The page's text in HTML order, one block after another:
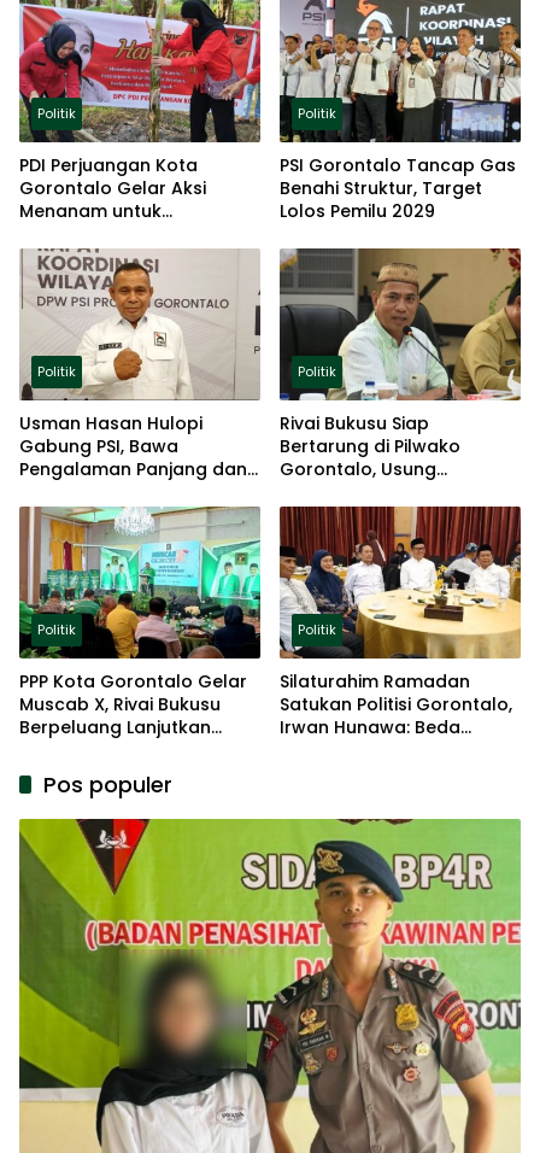
Politik
PDI Perjuangan Kota
Gorontalo Gelar Aksi
Menanam untuk
Politik
PSI Gorontalo Tancap Gas
Benahi Struktur, Target
Lolos Pemilu 2029
Politik
Usman Hasan Hulopi
Gabung PSI, Bawa
Pengalaman Panjang dan
Politik
Rivai Bukusu Siap
Bertarung di Pilwako
Gorontalo, Usung
Politik
Politik
PPP Kota Gorontalo Gelar
Muscab X, Rivai Bukusu
Berpeluang Lanjutkan
Politik
Silaturahim Ramadan
Satukan Politisi Gorontalo,
Irwan Hunawa: Beda
Pos populer